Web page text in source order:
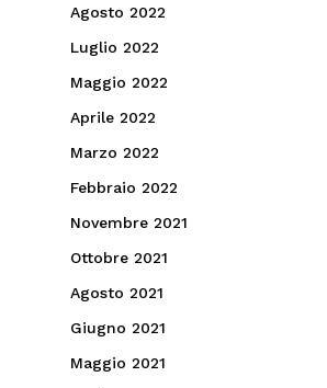
Agosto 2022
Luglio 2022
Maggio 2022
Aprile 2022
Marzo 2022
Febbraio 2022
Novembre 2021
Ottobre 2021
Agosto 2021
Giugno 2021
Maggio 2021